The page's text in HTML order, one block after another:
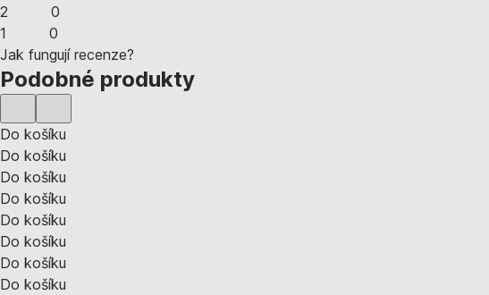
2
0
1
0
Jak fungují recenze?
Podobné produkty
Do košíku
Do košíku
Do košíku
Do košíku
Do košíku
Do košíku
Do košíku
Do košíku